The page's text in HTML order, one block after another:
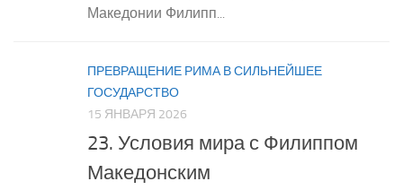
Македонии Филипп...
ПРЕВРАЩЕНИЕ РИМА В СИЛЬНЕЙШЕЕ
ГОСУДАРСТВО
15 ЯНВАРЯ 2026
23. Условия мира с Филиппом
Македонским